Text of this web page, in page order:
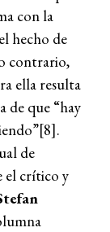
con la
hecho de
contrario,
ella resulta
de que “hay
de
el crítico y